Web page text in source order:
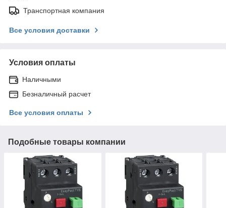
Транспортная компания
Все условия доставки
Условия оплаты
Наличными
Безналичный расчет
Все условия оплаты
Подобные товары компании